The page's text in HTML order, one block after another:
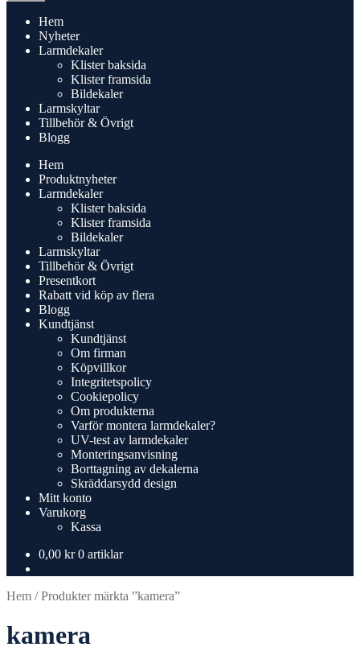
Hem
Nyheter
Larmdekaler
Klister baksida
Klister framsida
Bildekaler
Larmskyltar
Tillbehör & Övrigt
Blogg
Hem
Produktnyheter
Larmdekaler
Klister baksida
Klister framsida
Bildekaler
Larmskyltar
Tillbehör & Övrigt
Presentkort
Rabatt vid köp av flera
Blogg
Kundtjänst
Kundtjänst
Om firman
Köpvillkor
Integritetspolicy
Cookiepolicy
Om produkterna
Varför montera larmdekaler?
UV-test av larmdekaler
Monteringsanvisning
Borttagning av dekalerna
Skräddarsydd design
Mitt konto
Varukorg
Kassa
0,00 kr 0 artiklar
Hem /Produkter märkta ”kamera”
kamera